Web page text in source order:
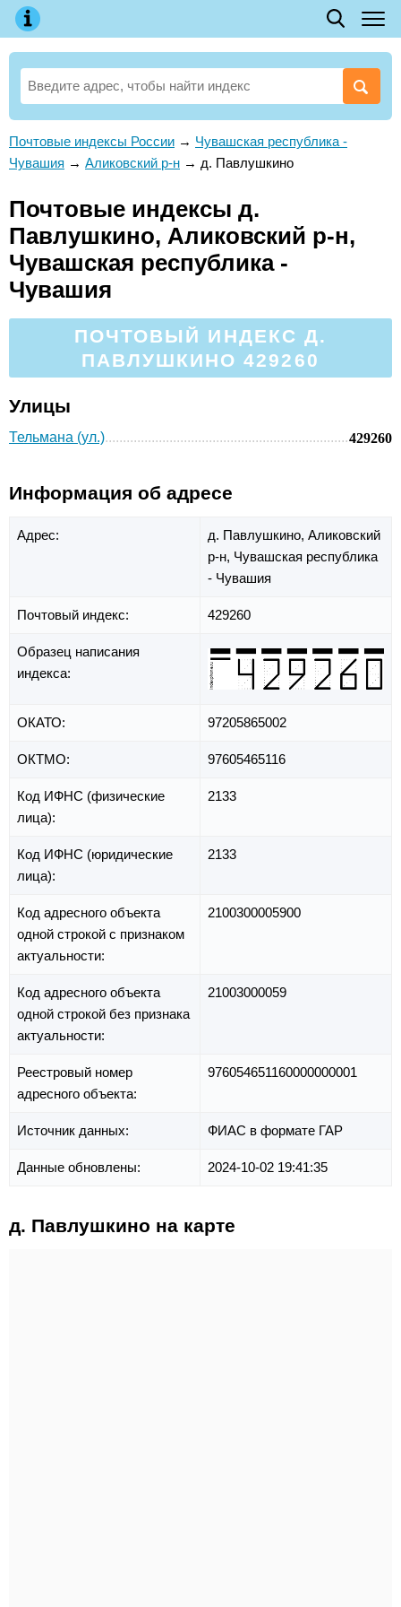
Почтовые индексы России → Чувашская республика -
Чувашия → Аликовский р-н → д. Павлушкино
Почтовые индексы д.
Павлушкино, Аликовский р-н,
Чувашская республика -
Чувашия
ПОЧТОВЫЙ ИНДЕКС Д.
ПАВЛУШКИНО 429260
Улицы
Тельмана (ул.) 429260
Информация об адресе
Адрес: д. Павлушкино, Аликовский
р-н, Чувашская республика
- Чувашия
Почтовый индекс: 429260
Образец написания
индекса:
ОКАТО: 97205865002
ОКТМО: 97605465116
Код ИФНС (физические
лица):
2133
Код ИФНС (юридические
лица):
2133
Код адресного объекта
одной строкой с признаком
актуальности:
2100300005900
Код адресного объекта
одной строкой без признака
актуальности:
21003000059
Реестровый номер
адресного объекта:
976054651160000000001
Источник данных: ФИАС в формате ГАР
Данные обновлены: 2024-10-02 19:41:35
д. Павлушкино на карте